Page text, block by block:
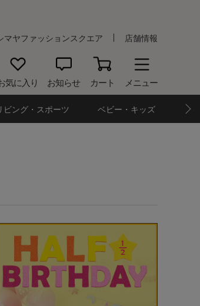
マヤファッションスクエア 店舗情報
気に入り お知らせ カート メニュー
ビング・スポーツ ベビー・キッズ